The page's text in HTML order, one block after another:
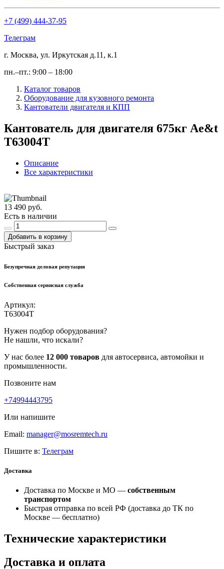
+7 (499) 444-37-95
Телеграм
г. Москва, ул. Иркутская д.11, к.1
пн.–пт.: 9:00 – 18:00
Каталог товаров
Оборудование для кузовного ремонта
Кантователи двигателя и КПП
Кантователь для двигателя 675кг Ae&t
T63004T
Описание
Все характеристики
13 490 руб.
Есть в наличии
Добавить в корзину
Быстрый заказ
Безупречная деловая репутация
Собственная сервисная служба
Артикул:
T63004T
Нужен подбор оборудования?
Не нашли, что искали?
У нас более 12 000 товаров для автосервиса, автомойки и
промышленности.
Позвоните нам
+74994443795
Или напишите
Email: manager@mosremtech.ru
Пишите в: Телеграм
Доставка
Доставка по Москве и МО — собственным
транспортом
Быстрая отправка по всей РФ (доставка до ТК по
Москве — бесплатно)
Технические характеристики
Доставка и оплата